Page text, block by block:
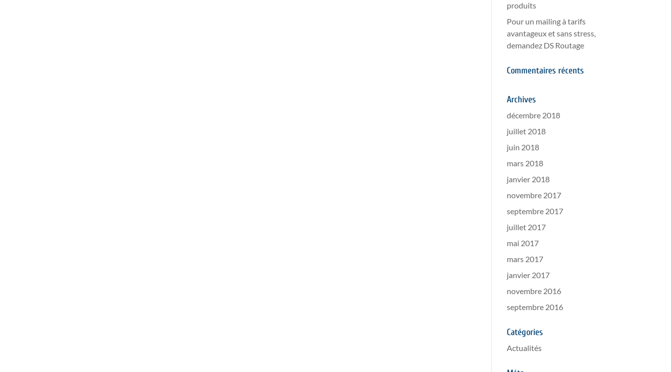
produits
Pour un mailing à tarifs
avantageux et sans stress,
demandez DS Routage
Commentaires récents
Archives
décembre 2018
juillet 2018
juin 2018
mars 2018
janvier 2018
novembre 2017
septembre 2017
juillet 2017
mai 2017
mars 2017
janvier 2017
novembre 2016
septembre 2016
Catégories
Actualités